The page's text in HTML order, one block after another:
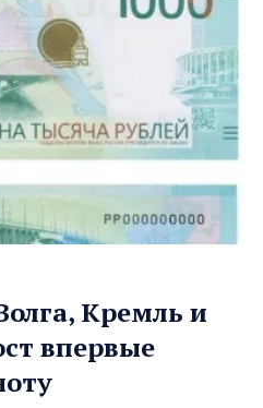
Кремль и
впервые